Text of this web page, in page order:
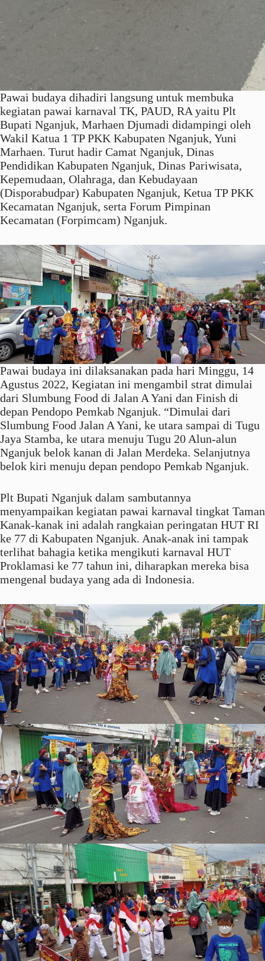
Pawai budaya dihadiri langsung untuk membuka
kegiatan pawai karnaval TK, PAUD, RA yaitu Plt
Bupati Nganjuk, Marhaen Djumadi didampingi oleh
Wakil Katua 1 TP PKK Kabupaten Nganjuk, Yuni
Marhaen. Turut hadir Camat Nganjuk, Dinas
Pendidikan Kabupaten Nganjuk, Dinas Pariwisata,
Kepemudaan, Olahraga, dan Kebudayaan
(Disporabudpar) Kabupaten Nganjuk, Ketua TP PKK
Kecamatan Nganjuk, serta Forum Pimpinan
Kecamatan (Forpimcam) Nganjuk.
Pawai budaya ini dilaksanakan pada hari Minggu, 14
Agustus 2022, Kegiatan ini mengambil strat dimulai
dari Slumbung Food di Jalan A Yani dan Finish di
depan Pendopo Pemkab Nganjuk. “Dimulai dari
Slumbung Food Jalan A Yani, ke utara sampai di Tugu
Jaya Stamba, ke utara menuju Tugu 20 Alun-alun
Nganjuk belok kanan di Jalan Merdeka. Selanjutnya
belok kiri menuju depan pendopo Pemkab Nganjuk.
Plt Bupati Nganjuk dalam sambutannya
menyampaikan kegiatan pawai karnaval tingkat Taman
Kanak-kanak ini adalah rangkaian peringatan HUT RI
ke 77 di Kabupaten Nganjuk. Anak-anak ini tampak
terlihat bahagia ketika mengikuti karnaval HUT
Proklamasi ke 77 tahun ini, diharapkan mereka bisa
mengenal budaya yang ada di Indonesia.